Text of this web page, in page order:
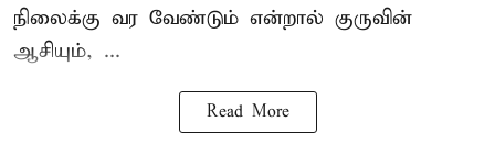
நிலைக்கு வர வேண்டும் என்றால் குருவின்
ஆசியும், ...
Read More